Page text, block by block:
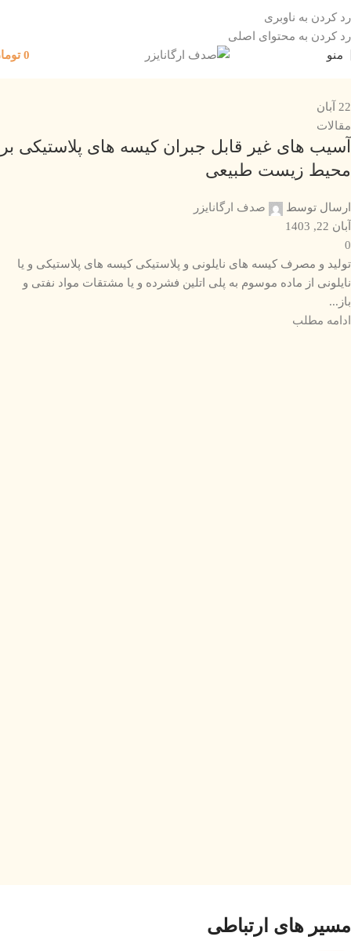
رد کردن به ناوبری
رد کردن به محتوای اصلی
منو
0
22
آبان
مقالات
آسیب های غیر قابل جبران کیسه های پلاستیکی بر
محیط زیست طبیعی
ارسال توسط
صدف ارگانایزر
آبان 22, 1403
0
تولید و مصرف کیسه های نایلونی و پلاستیکی کیسه های پلاستیکی و یا
نایلونی از ماده موسوم به پلی اتلین فشرده و یا مشتقات مواد نفتی و
باز...
ادامه مطلب
مسیر های ارتباطی